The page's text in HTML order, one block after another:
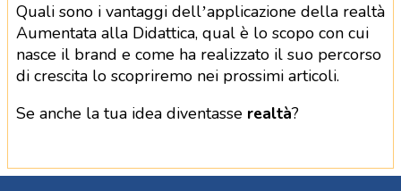
Quali sono i vantaggi dell’applicazione della realtà
Aumentata alla Didattica, qual è lo scopo con cui
nasce il brand e come ha realizzato il suo percorso
di crescita lo scopriremo nei prossimi articoli.
Se anche la tua idea diventasse realtà?